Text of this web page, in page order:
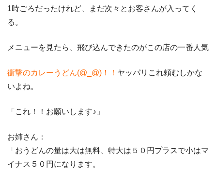
1時ごろだったけれど、まだ次々とお客さんが入ってく
る。
メニューを見たら、飛び込んできたのがこの店の一番人気
衝撃のカレーうどん(@_@)！！ ヤッパリこれ頼むしかな
いよね。
「これ！！お願いします♪」
お姉さん：
「おうどんの量は大は無料、特大は５０円プラスで小はマ
イナス５０円になります。